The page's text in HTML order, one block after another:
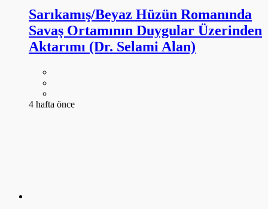
Sarıkamış/Beyaz Hüzün Romanında
Savaş Ortamının Duygular Üzerinden
Aktarımı (Dr. Selami Alan)
4 hafta önce